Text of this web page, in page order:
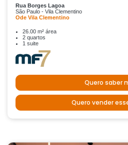
Rua Borges Lagoa
São Paulo - Vila Clementino
Ode Vila Clementino
26.00 m² área
2 quartos
1 suite
Quero saber
Quero vender